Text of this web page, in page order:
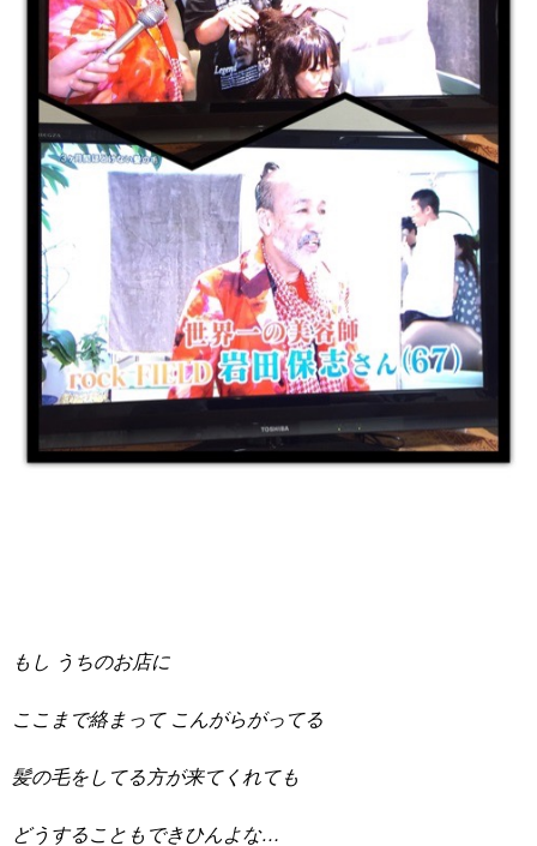
もし うちのお店に
ここまで絡まって こんがらがってる
髪の毛をしてる方が来てくれても
どうすることもできひんよな…